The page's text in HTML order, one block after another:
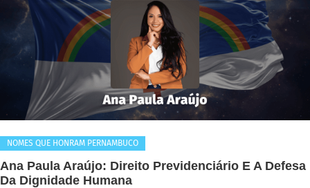
NOMES QUE HONRAM PERNAMBUCO
Ana Paula Araújo: Direito Previdenciário E A Defesa
Da Dignidade Humana